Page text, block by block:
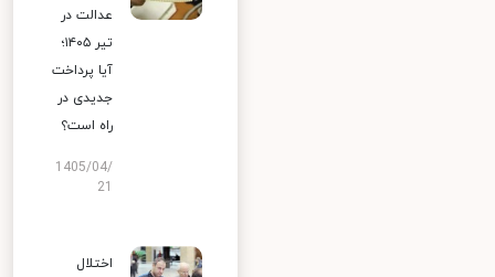
عدالت در
تیر ۱۴۰۵؛
آیا پرداخت
جدیدی در
راه است؟
1405/04/
اختلال